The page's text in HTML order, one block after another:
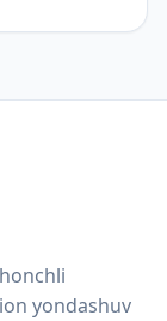
yondashuv